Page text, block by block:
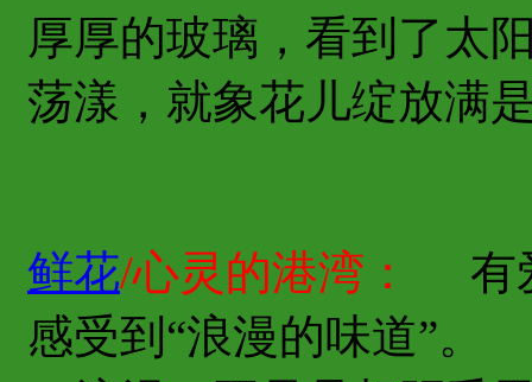
厚厚的玻璃，看到了太
荡漾，就象花儿绽放满
鲜花/心灵的港湾：
有
感受到“浪漫的味道”。